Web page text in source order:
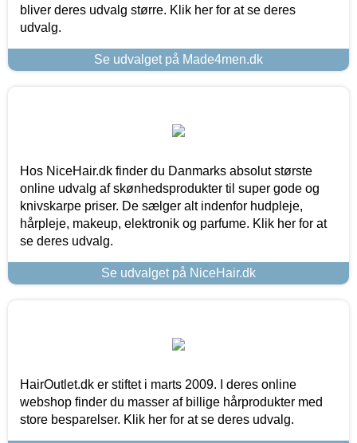
bliver deres udvalg større. Klik her for at se deres
udvalg.
Se udvalget på Made4men.dk
Hos NiceHair.dk finder du Danmarks absolut største
online udvalg af skønhedsprodukter til super gode og
knivskarpe priser. De sælger alt indenfor hudpleje,
hårpleje, makeup, elektronik og parfume. Klik her for at
se deres udvalg.
Se udvalget på NiceHair.dk
HairOutlet.dk er stiftet i marts 2009. I deres online
webshop finder du masser af billige hårprodukter med
store besparelser. Klik her for at se deres udvalg.